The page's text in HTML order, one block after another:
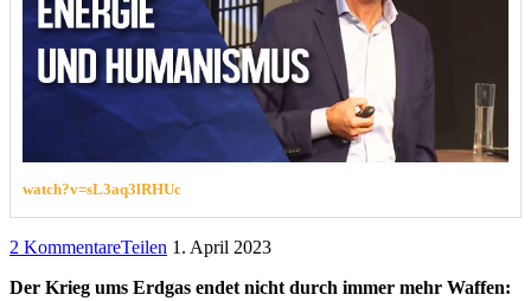
watch?v=sL3aq3lRHUc
2 KommentareTeilen 1. April 2023
Der Krieg ums Erdgas endet nicht durch immer mehr Waffen: